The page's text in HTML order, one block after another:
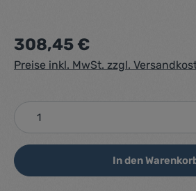
Regulärer Preis:
308,45 €
Preise inkl. MwSt. zzgl.
Produkt Anzahl: Gib den
In den